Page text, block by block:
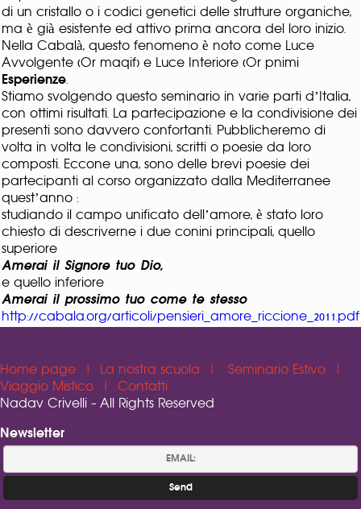
di un cristallo o i codici genetici delle strutture organiche,
ma è già esistente ed attivo prima ancora del loro inizio.
Nella Cabalà, questo fenomeno è noto come Luce
Avvolgente (Or maqif) e Luce Interiore (Or pnimi
Esperienze.
Stiamo svolgendo questo seminario in varie parti d’Italia,
con ottimi risultati. La partecipazione e la condivisione dei
presenti sono davvero confortanti. Pubblicheremo di
volta in volta le condivisioni, scritti o poesie da loro
composti. Eccone una, sono delle brevi poesie dei
partecipanti al corso organizzato dalla Mediterranee
quest’anno :
studiando il campo unificato dell’amore, è stato loro
chiesto di descriverne i due conini principali, quello
superiore
Amerai il Signore tuo Dio,
e quello inferiore
Amerai il prossimo tuo come te stesso
http://cabala.org/articoli/pensieri_amore_riccione_2011.pdf
Home page | La nostra scuola | Seminario Estivo
|
Viaggio Mistico
| Contatti
Nadav Crivelli - All Rights Reserved
Newsletter